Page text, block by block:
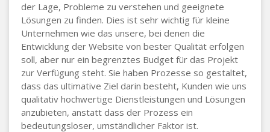
der Lage, Probleme zu verstehen und geeignete
Lösungen zu finden. Dies ist sehr wichtig für kleine
Unternehmen wie das unsere, bei denen die
Entwicklung der Website von bester Qualität erfolgen
soll, aber nur ein begrenztes Budget für das Projekt
zur Verfügung steht. Sie haben Prozesse so gestaltet,
dass das ultimative Ziel darin besteht, Kunden wie uns
qualitativ hochwertige Dienstleistungen und Lösungen
anzubieten, anstatt dass der Prozess ein
bedeutungsloser, umständlicher Faktor ist.